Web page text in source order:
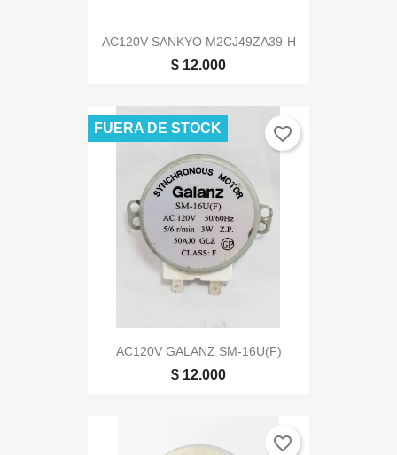
AC120V SANKYO M2CJ49ZA39-H
$ 12.000
AC120V GALANZ SM-16U(F)
$ 12.000
FUERA DE STOCK favorite_border
favorite_border